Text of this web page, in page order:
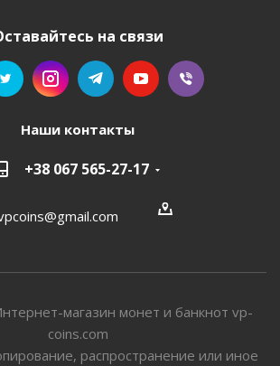
на связи
Наши контакты
+38 067 565-27-17
магазин монет и банкнот vp-
coins.com
распространение или иное